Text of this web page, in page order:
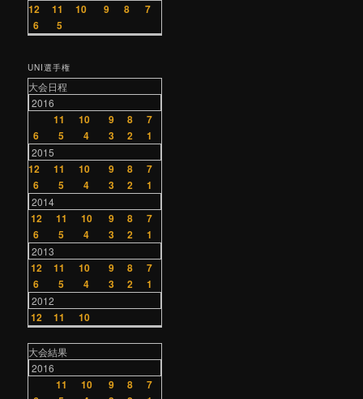
12 11 10 9 8
7
6
5
UNI選手権
大会日程
2016
11 10 9 8
7
6
5 4 3 2 1
2015
12 11 10 9 8
7
6
5 4 3 2 1
2014
12 11 10 9 8
7
6
5 4 3 2 1
2013
12 11 10 9 8
7
6
5 4 3 2 1
2012
12 11 10
大会結果
2016
11 10 9 8
7